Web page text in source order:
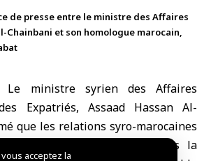
acceptez la
de presse entre le ministre des Affaires
Chainbani et son homologue marocain,
Le ministre syrien des Affaires
Expatriés, Assaad Hassan Al-
que les relations syro-marocaines
et que nous n’oublierons pas la